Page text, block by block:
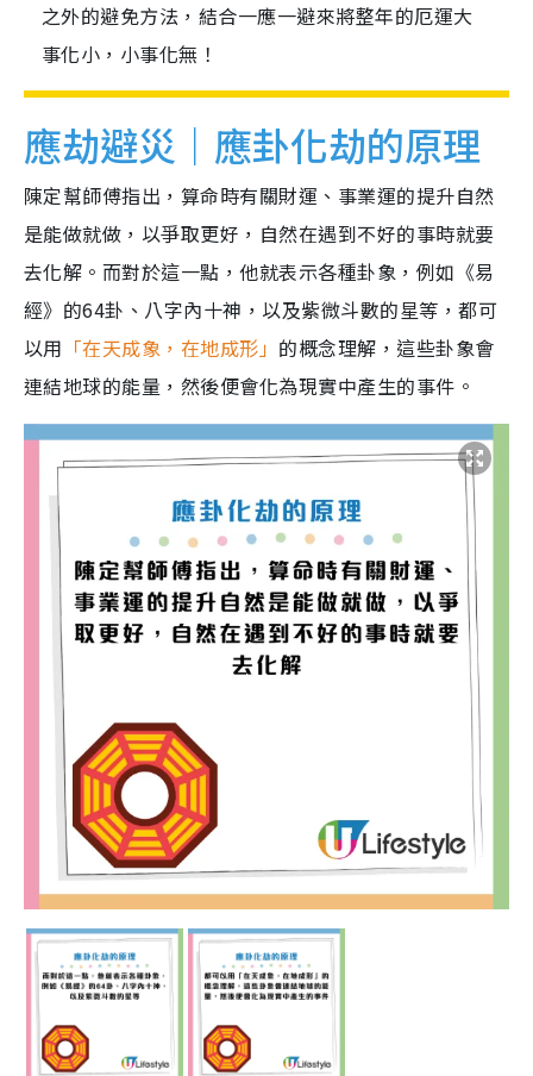
之外的避免方法，結合一應一避來將整年的厄運大
事化小，小事化無！
應劫避災｜應卦化劫的原理
陳定幫師傅指出，算命時有關財運、事業運的提升自然
是能做就做，以爭取更好，自然在遇到不好的事時就要
去化解。而對於這一點，他就表示各種卦象，例如《易
經》的64卦、八字內十神，以及紫微斗數的星等，都可
以用 「在天成象，在地成形」 的概念理解，這些卦象會
連結地球的能量，然後便會化為現實中產生的事件。